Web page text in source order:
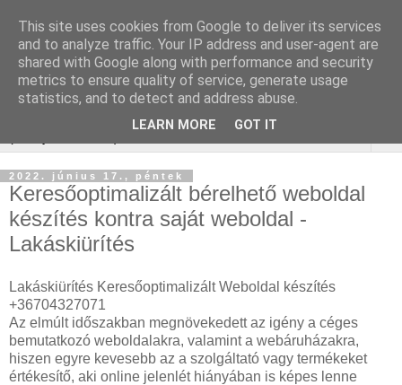
Keresőoptimalizálás :
gurtnicsere
2022. június 17., péntek
Keresőoptimalizált bérelhető weboldal
készítés kontra saját weboldal -
Lakáskiürítés
Lakáskiürítés Keresőoptimalizált Weboldal készítés
+36704327071
Az elmúlt időszakban megnövekedett az igény a céges
bemutatkozó weboldalakra, valamint a webáruházakra,
hiszen egyre kevesebb az a szolgáltató vagy termékeket
értékesítő, aki online jelenlét hiányában is képes lenne
This site uses cookies from Google to deliver its services
and to analyze traffic. Your IP address and user-agent are
shared with Google along with performance and security
metrics to ensure quality of service, generate usage
statistics, and to detect and address abuse.
LEARN MORE GOT IT